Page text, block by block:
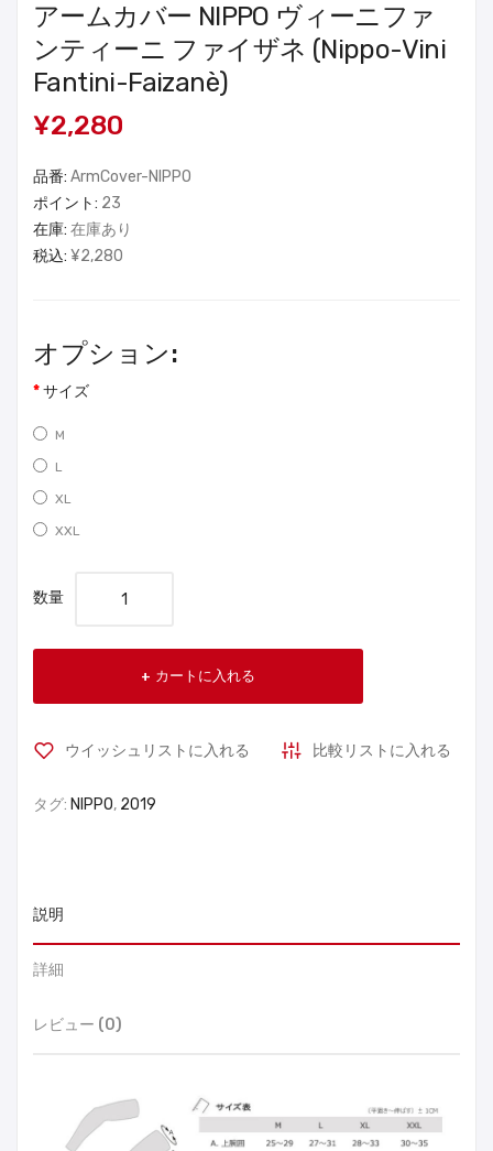
アームカバー NIPPO ヴィーニファ
ンティーニ ファイザネ (Nippo-Vini
Fantini-Faizanè)
¥2,280
品番: ArmCover-NIPPO
ポイント: 23
在庫: 在庫あり
税込: ¥2,280
オプション:
サイズ
M
L
XL
XXL
数量
カートに入れる
ウイッシュリストに入れる 比較リストに入れる
タグ: NIPPO, 2019
説明
詳細
レビュー (0)